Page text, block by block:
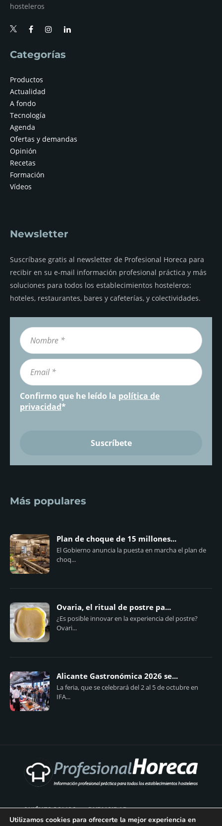
hosteleros
Categorías
Productos
Actualidad
A fondo
Tecnología
Agenda
Ofertas y demandas
Opinión
Recetas
Formación
Vídeos
Newsletter
Suscríbase gratis al newsletter de Profesional Horeca para
recibir en su e-mail información profesional práctica y más
soluciones para todos los establecimientos hosteleros:
hoteles, restaurantes, bares y cafeterías, y colectividades.
Confirmo que he leído la política de
privacidad*
Más populares
Plan de choque de 15 millones...
El Gobierno anuncia la puesta en marcha el plan de
choq...
Ovaria, el ritual de postre pa...
¿Es posible innovar en la experiencia del postre?
Ovari...
Alicante Gastronómica 2026 se...
La feria, que se celebrará del 2 al 5 de octubre en
IFA...
QUIÉNES SOMOS PUBLICIDAD
Utilizamos cookies para ofrecerte la mejor experiencia en